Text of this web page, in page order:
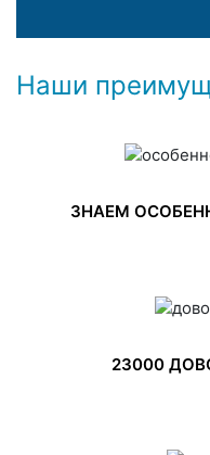
Наши
ЗНАЕМ
23000